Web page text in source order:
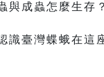
與成蟲怎麼生
臺灣蝶蛾在這